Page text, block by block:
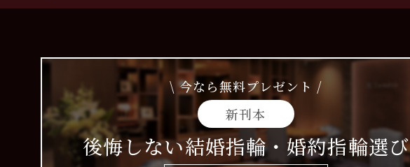
\ 今なら無料プレゼント /
新刊本
後悔しない結婚指輪・婚約指輪選び